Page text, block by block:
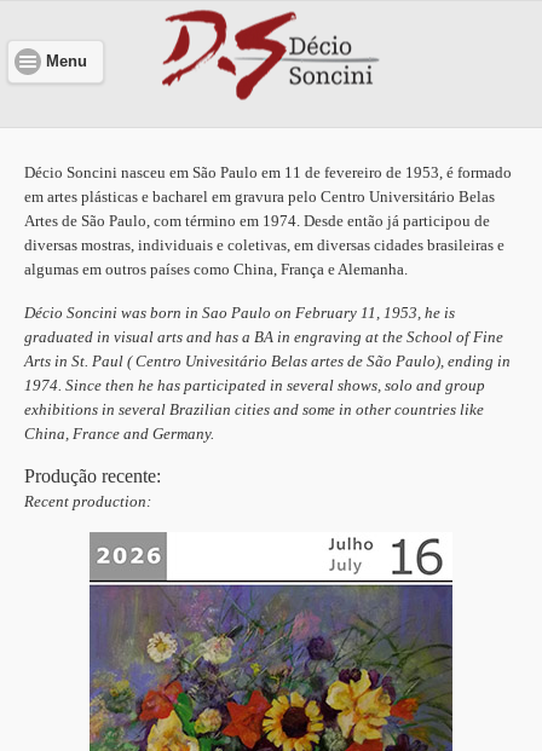
Menu
Décio Soncini nasceu em São Paulo em 11 de fevereiro de 1953, é formado
em artes plásticas e bacharel em gravura pelo Centro Universitário Belas
Artes de São Paulo, com término em 1974. Desde então já participou de
diversas mostras, individuais e coletivas, em diversas cidades brasileiras e
algumas em outros países como China, França e Alemanha.
Décio Soncini was born in Sao Paulo on February 11, 1953, he is
graduated in visual arts and has a BA in engraving at the School of Fine
Arts in St. Paul ( Centro Univesitário Belas artes de São Paulo), ending in
1974. Since then he has participated in several shows, solo and group
exhibitions in several Brazilian cities and some in other countries like
China, France and Germany.
Produção recente:
Recent production: